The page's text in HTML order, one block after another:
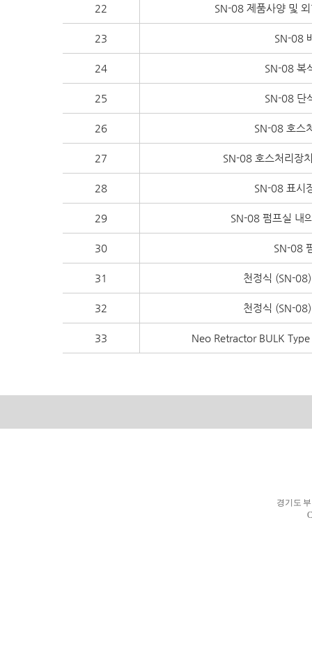
22 SN-08 제품사양 및
23 SN-08
24 SN-08 복
25 SN-08 단
26 SN-08 호스
27 SN-08 호스처리장
28 SN-08 표시
29 SN-08 펌프실 내
30 SN-08
31 천정식 (SN-
32 천정식 (SN-
33 Neo Retractor BULK Type
경기도